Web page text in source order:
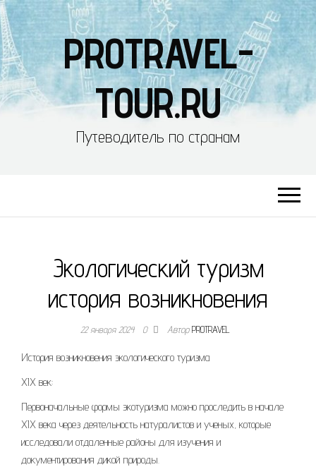
PROTRAVEL-
TOUR.RU
Путеводитель по странам
Экологический туризм
история возникновения
22 января 2024 0 АвторPROTRAVEL
История возникновения экологического туризма
XIX век:
Первоначальные формы экотуризма можно проследить в начале
XIX века через деятельность натуралистов и ученых, которые
исследовали отдаленные районы для изучения и
документирования дикой природы.